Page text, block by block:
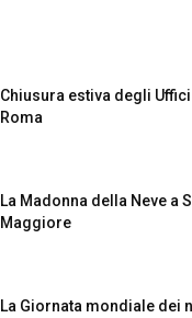
Chiusura estiva degli
Roma
La Madonna della Neve a
Maggiore
La Giornata mondiale dei